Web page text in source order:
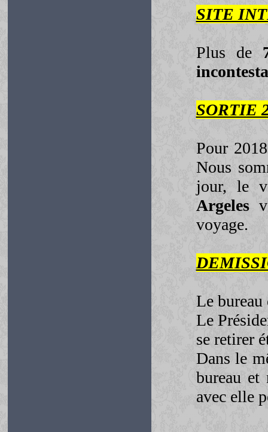
SITE
Plus de
SORTIE
Pour
Nous
jour, le
Argeles
voyage.
Le bureau
Le
se retirer
Dans le
bureau et
avec elle